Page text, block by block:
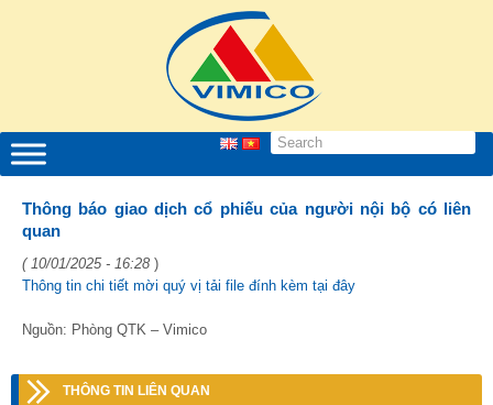
Thông báo giao dịch cổ phiếu của người nội bộ có liên
quan
( 10/01/2025 - 16:28 )
Thông tin chi tiết mời quý vị tải file đính kèm tại đây
Nguồn: Phòng QTK – Vimico
THÔNG TIN LIÊN QUAN